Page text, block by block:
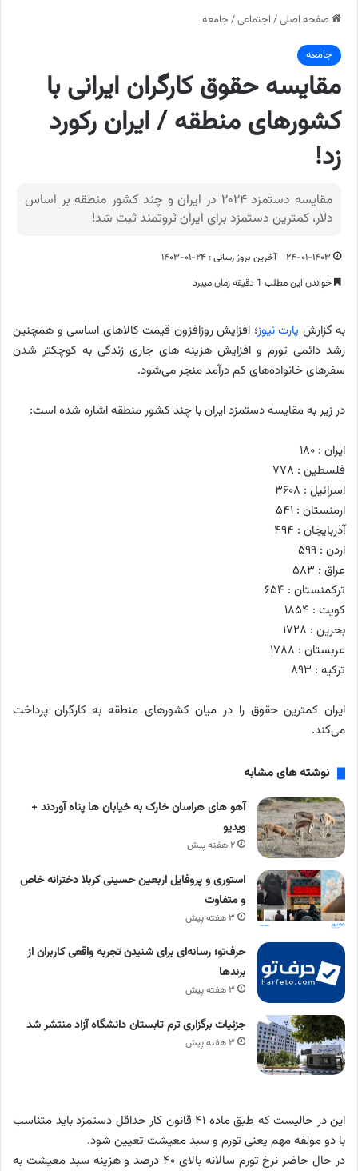
صفحه اصلی/ اجتماعی/ جامعه
جامعه
مقایسه حقوق کارگران ایرانی با
کشورهای منطقه / ایران رکورد
زد!
مقایسه دستمزد ۲۰۲۴ در ایران و چند کشور منطقه بر اساس
دلار، کمترین دستمزد برای ایران ثروتمند ثبت شد!
۲۴-۰۱-۱۴۰۳
آخرین بروز رسانی : ۲۴-۰۱-۱۴۰۳
خواندن این مطلب 1 دقیقه زمان میبرد
به گزارش پارت نیوز؛ افزایش روزافزون قیمت کالاهای اساسی و همچنین
رشد دائمی تورم و افزایش هزینه های جاری زندگی به کوچکتر شدن
سفرهای خانواده‌های کم درآمد منجر می‌شود.
در زیر به مقایسه دستمزد ایران با چند کشور منطقه اشاره شده است:
ایران : ۱۸۰
فلسطین : ۷۷۸
اسرائیل : ۳۶۰۸
ارمنستان : ۵۴۱
آذربایجان : ۴۹۴
اردن : ۵۹۹
عراق : ۵۸۳
ترکمنستان : ۶۵۴
کویت : ۱۸۵۴
بحرین : ۱۷۲۸
عربستان : ۱۷۸۸
ترکیه : ۸۹۳
ایران کمترین حقوق را در میان کشورهای منطقه به کارگران پرداخت
می‌کند.
نوشته های مشابه
آهو های هراسان خارک به خیابان ها پناه آوردند +
ویدیو
۲ هفته پیش
استوری و پروفایل اربعین حسینی کربلا دخترانه خاص
و متفاوت
۳ هفته پیش
حرف‌تو؛ رسانه‌ای برای شنیدن تجربه واقعی کاربران از
برندها
۳ هفته پیش
جزئیات برگزاری ترم تابستان دانشگاه آزاد منتشر شد
۳ هفته پیش
این در حالیست که طبق ماده ۴۱ قانون کار حداقل دستمزد باید متناسب
با دو مولفه مهم یعنی تورم و سبد معیشت تعیین شود.
در حال حاضر نرخ تورم سالانه بالای ۴۰ درصد و هزینه سبد معیشت به